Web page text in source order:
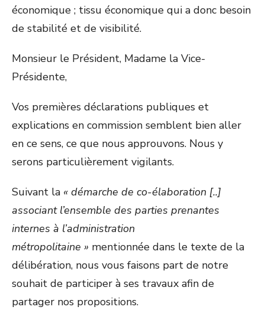
économique ; tissu économique qui a donc besoin
de stabilité et de visibilité.
Monsieur le Président, Madame la Vice-
Présidente,
Vos premières déclarations publiques et
explications en commission semblent bien aller
en ce sens, ce que nous approuvons. Nous y
serons particulièrement vigilants.
Suivant la « démarche de co-élaboration [..]
associant l’ensemble des parties prenantes
internes à l’administration
métropolitaine » mentionnée dans le texte de la
délibération, nous vous faisons part de notre
souhait de participer à ses travaux afin de
partager nos propositions.